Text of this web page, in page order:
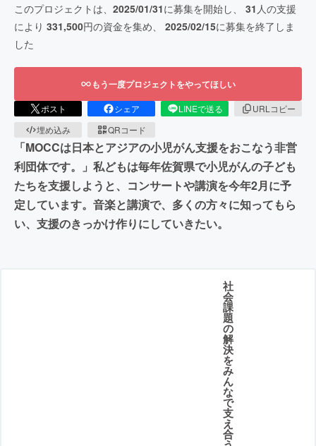
このプロジェクトは、 2025/01/31に募集を開始し、 31 人の支援
により 331,500円の資金を集め、 2025/02/15に募集を終了しま
した
もう一度プロジェクトをやってほしい
ポスト シェア LINEで送る
URLコピー
埋め込み
QRコード
「MOCCは日本とアジアの小児がん支援をおこなう非営
利団体です。」私どもは毎年佐賀県で小児がんの子ども
たちを支援しようと、コンサートや講演を今年2月に予
定しています。音楽と講演で、多くの方々に知ってもら
い、支援のきっかけ作りにしていきたい。
社
会
課
題
の
解
決
を
み
ん
な
で
支
え
合